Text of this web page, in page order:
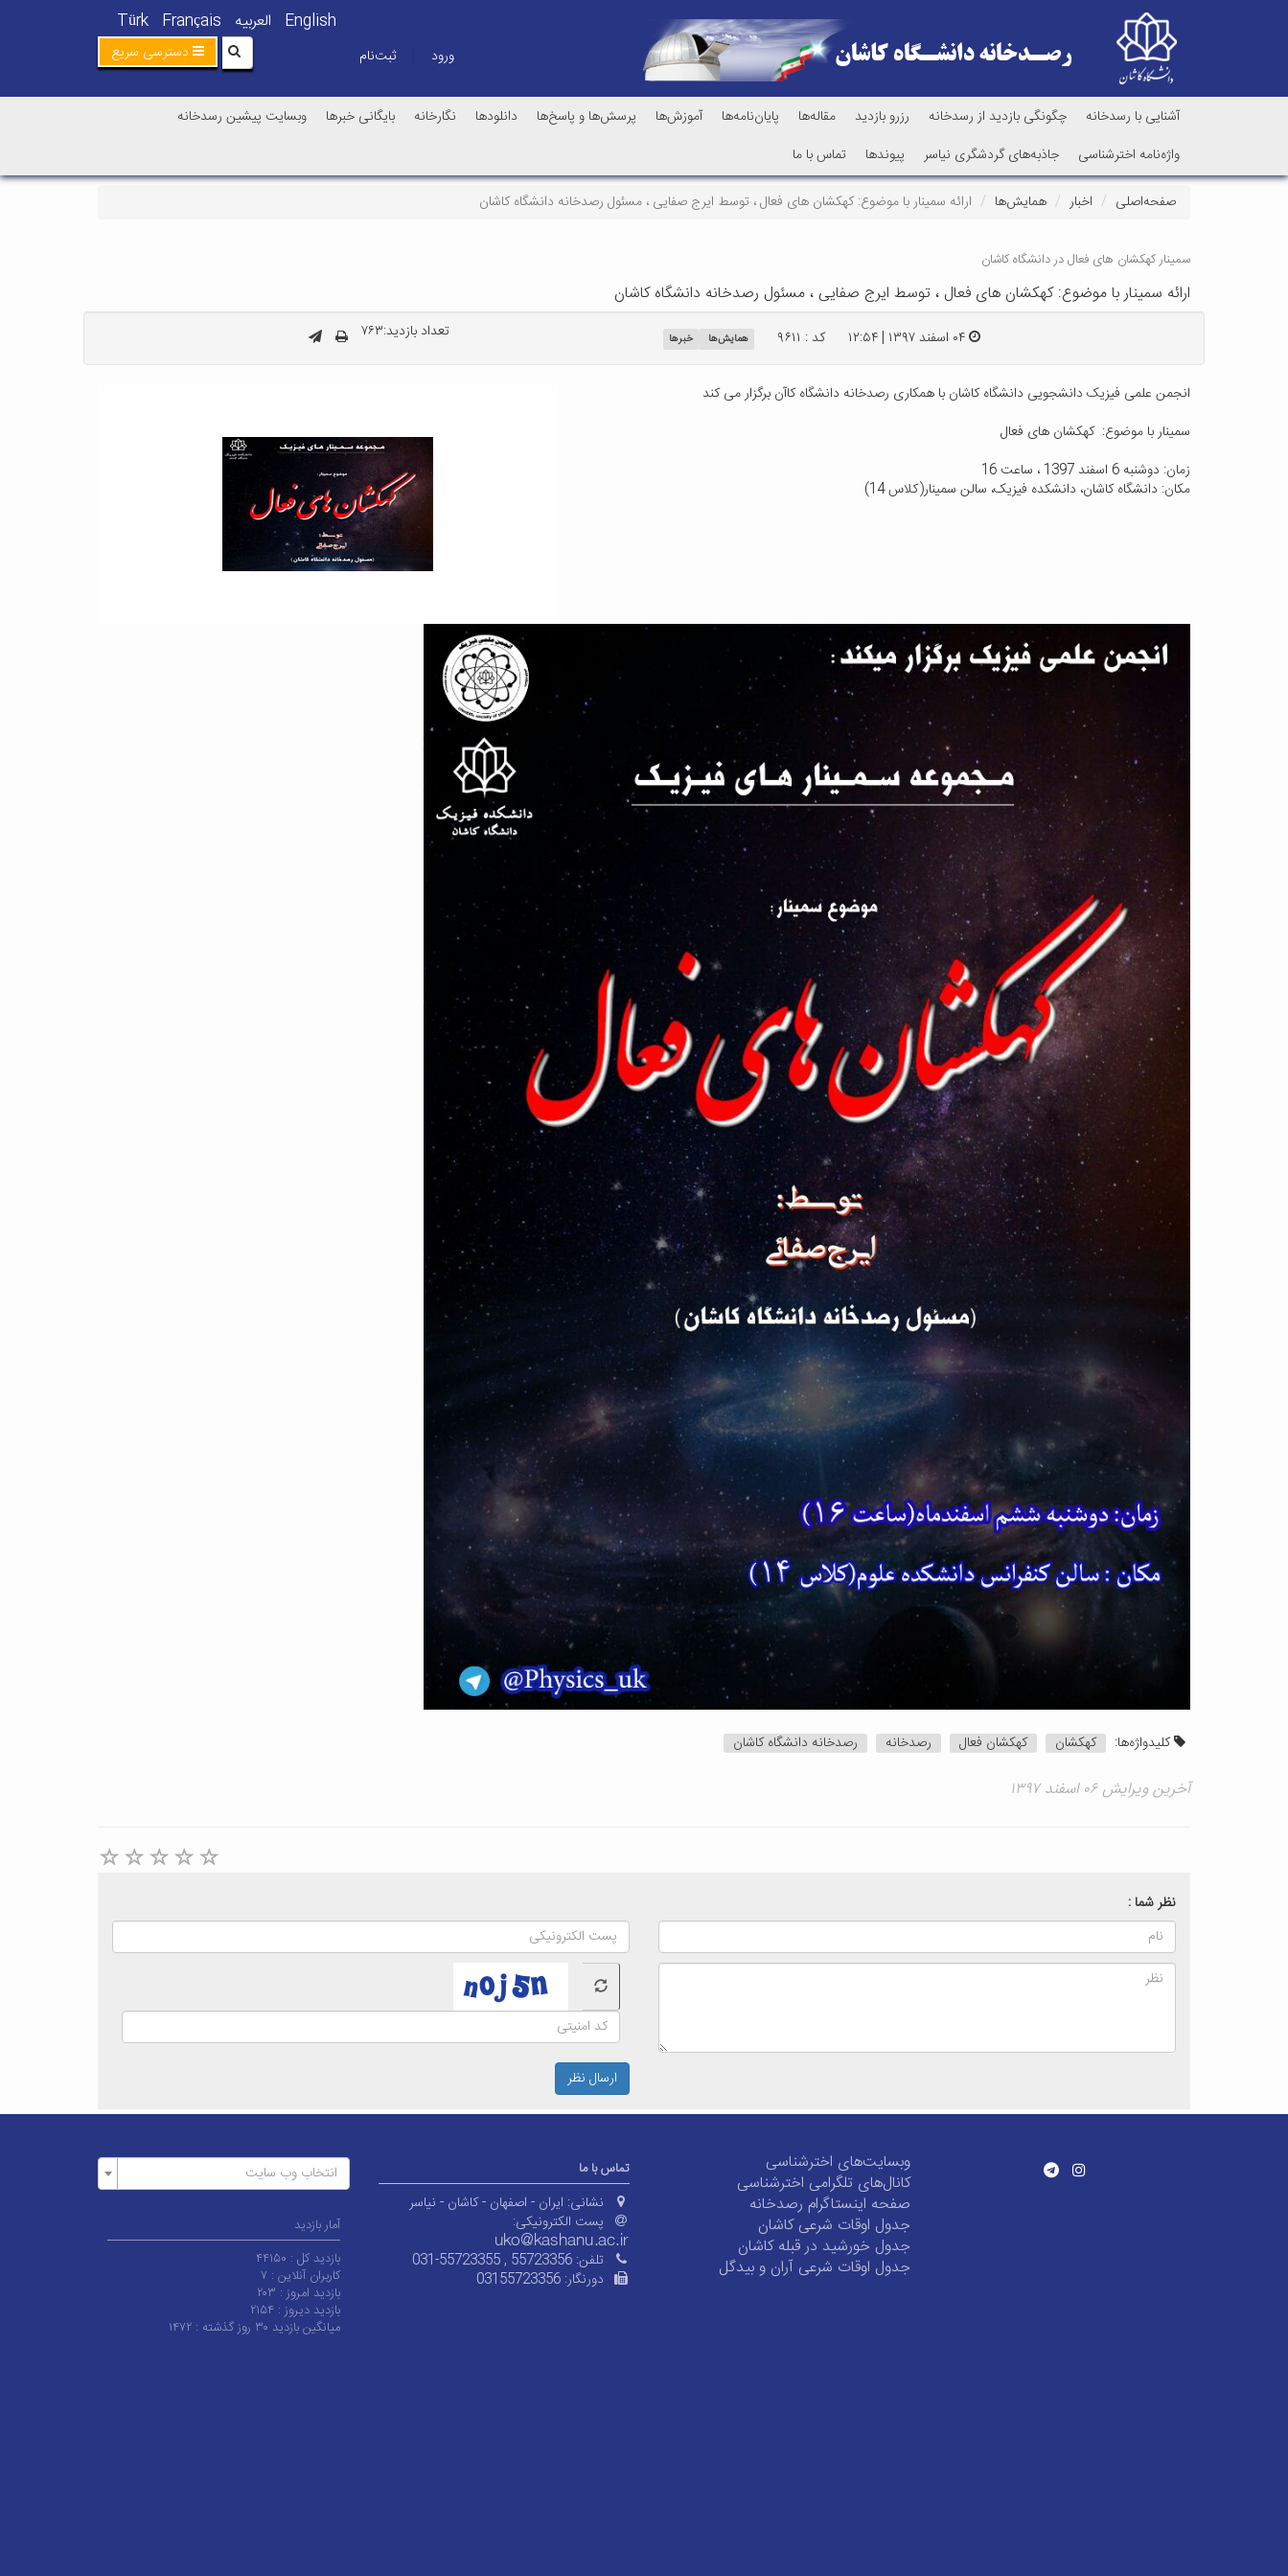
English العربیه Français
Türk
ورود | ثبت‌نام دسترسی سریع
آشنایی با رسدخانه چگونگی بازدید از رسدخانه رزرو بازدید مقاله‌ها پایان‌نامه‌ها آموزش‌ها پرسش‌ها و پاسخ‌ها دانلودها نگارخانه بایگانی خبرها
وبسایت پیشین رسدخانه
واژه‌نامه اخترشناسی
جاذبه‌های گردشگری نیاسر پیوندها تماس با ما
صفحه‌اصلی اخبار همایش‌ها ارائه سمینار با موضوع: کهکشان های فعال ، توسط ایرج صفایی ، مسئول رصدخانه دانشگاه کاشان
سمینار کهکشان های فعال در دانشگاه کاشان
ارائه سمینار با موضوع: کهکشان های فعال ، توسط ایرج صفایی ، مسئول رصدخانه دانشگاه کاشان
۰۴ اسفند ۱۳۹۷ | ۱۲:۵۴ کد : ۹۶۱۱ همایش‌ها خبرها تعداد بازدید:۷۶۳
انجمن علمی فیزیک دانشجویی دانشگاه کاشان با همکاری رصدخانه دانشگاه کاآن برگزار می کند
سمینار با موضوع: کهکشان های فعال
زمان: دوشنبه 6 اسفند 1397 ، ساعت 16
مکان: دانشگاه کاشان، دانشکده فیزیک، سالن سمینار(کلاس 14)
کلیدواژه‌ها: کهکشان کهکشان فعال رصدخانه رصدخانه دانشگاه کاشان
آخرین ویرایش ۰۶ اسفند ۱۳۹۷
نظر شما :
ارسال نظر
وبسایت‌های اخترشناسی
کانال‌های تلگرامی اخترشناسی
صفحه اینستاگرام رصدخانه
جدول اوقات شرعی کاشان
جدول خورشید در قبله کاشان
جدول اوقات شرعی آران و بیدگل
تماس با ما
نشانی: ایران - اصفهان - کاشان - نیاسر
پست الکترونیکی:
تلفن: 031-55723355 , 55723356
دورنگار: 03155723356
انتخاب وب سایت
آمار بازدید
بازدید کل : ۴۴۱۵۰
کاربران آنلاین : ۷
بازدید امروز : ۲۰۳
بازدید دیروز : ۲۱۵۴
میانگین بازدید ۳۰ روز گذشته :
۱۴۷۲